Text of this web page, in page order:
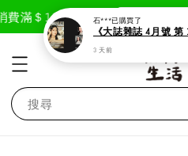
滿＄1800免運費 現在去購物！
搜尋
石***已購買了
3 天前